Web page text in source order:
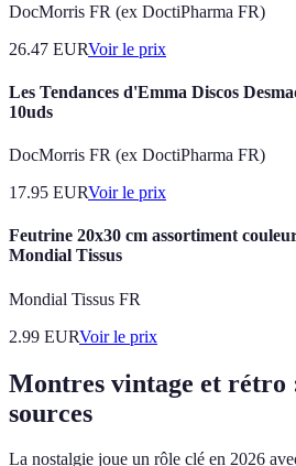
DocMorris FR (ex DoctiPharma FR)
26.47 EURVoir le prix
Les Tendances d'Emma Discos
10uds
DocMorris FR (ex DoctiPharma FR)
17.95 EURVoir le prix
Feutrine 20x30 cm assortiment
Mondial Tissus
Mondial Tissus FR
2.99 EURVoir le prix
Montres vintage et rétro
sources
La nostalgie joue un rôle clé en 2026